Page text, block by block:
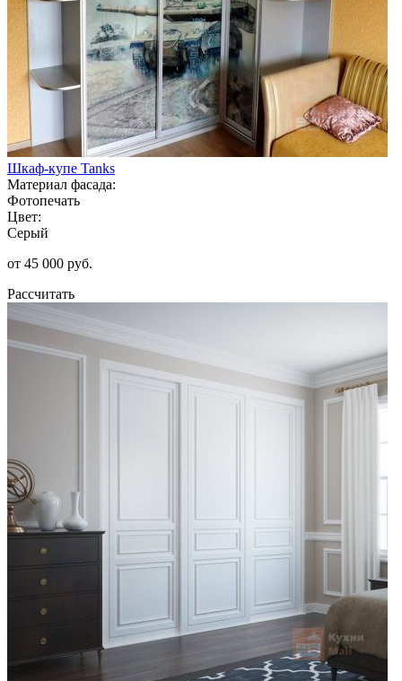
Шкаф-купе Tanks
Материал фасада:
Фотопечать
Цвет:
Серый
от 45 000 руб.
Рассчитать